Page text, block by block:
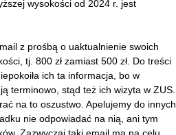
wysokości od 2024 r. jest
z prośbą o uaktualnienie swoich
tj. 800 zł zamiast 500 zł. Do treści
ich ta informacja, bo w
terminowo, stąd też ich wizyta w ZUS.
na to oszustwo. Apelujemy do innych
nie odpowiadać na nią, ani tym